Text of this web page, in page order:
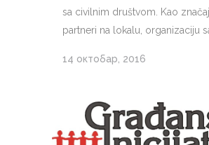
sa civilnim društvom. Kao
partneri na lokalu, organizaciju
14 октобар, 2016